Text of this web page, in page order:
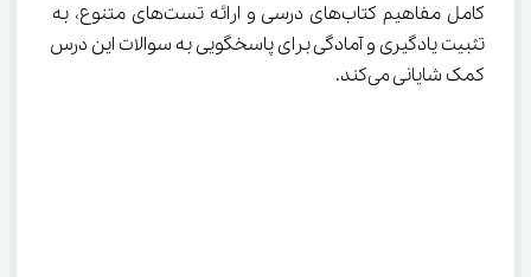
کامل مفاهیم کتاب‌های درسی و ارائه تست‌های متنوع، به
تثبیت یادگیری و آمادگی برای پاسخگویی به سوالات این درس
کمک شایانی می‌کند.